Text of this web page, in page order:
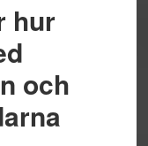
hur
och